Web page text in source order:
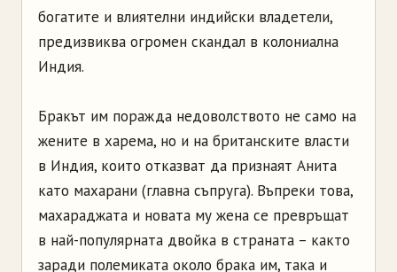
богатите и влиятелни индийски владетели,
предизвиква огромен скандал в колониална
Индия.
Бракът им поражда недоволството не само на
жените в харема, но и на британските власти
в Индия, които отказват да признаят Анита
като махарани (главна съпруга). Въпреки това,
махараджата и новата му жена се превръщат
в най-популярната двойка в страната – както
заради полемиката около брака им, така и